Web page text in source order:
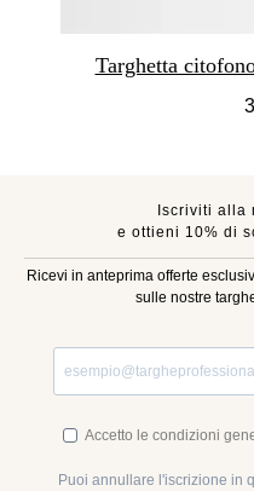
Targhetta
Iscriviti alla
e ottieni 10% di
Ricevi in anteprima offerte
sulle nostre
Accetto le condizioni
Puoi annullare l'iscrizione in